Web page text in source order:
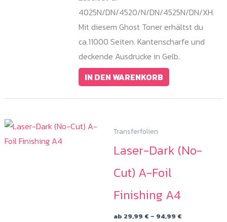
4025N/DN/4520/N/DN/4525N/DN/XH.
Mit diesem Ghost Toner erhältst du
ca.11000 Seiten. Kantenscharfe und
deckende Ausdrucke in Gelb.
IN DEN WARENKORB
Transferfolien
Laser-Dark (No-
Cut) A-Foil
Finishing A4
ab 29,99 € – 94,99 €